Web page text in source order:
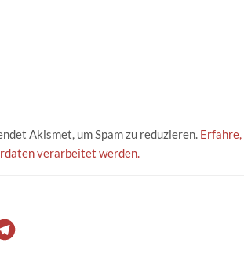
Akismet, um Spam zu reduzieren. Erfahre,
verarbeitet werden.